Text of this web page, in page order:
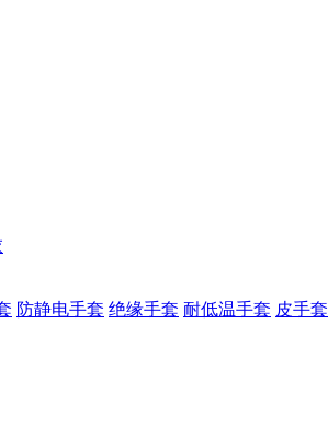
防静电手套 绝缘手套 耐低温手套 皮手套